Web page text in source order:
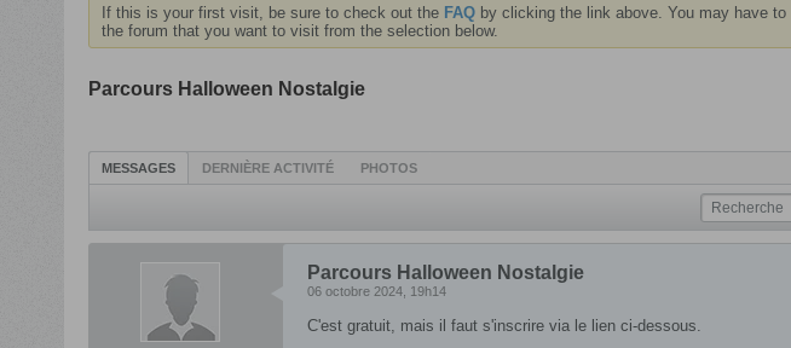
If this is your first visit, be sure to check out the FAQby clicking the link above. You may have to
the forum that you want to visit from the selection below.
Parcours Halloween Nostalgie
MESSAGES DERNIÈRE ACTIVITÉ PHOTOS
Parcours Halloween Nostalgie
06 octobre 2024, 19h14
C'est gratuit, mais il faut s'inscrire via le lien ci-dessous.